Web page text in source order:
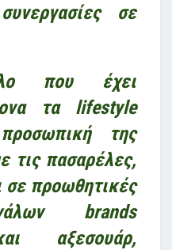
σε
που έχει
τα lifestyle
της
τις πασαρέλες,
σε προωθητικές
brands
αξεσουάρ,